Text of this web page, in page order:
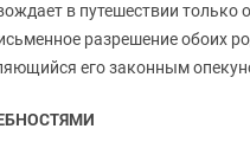
в путешествии
разрешение обоих
его законным